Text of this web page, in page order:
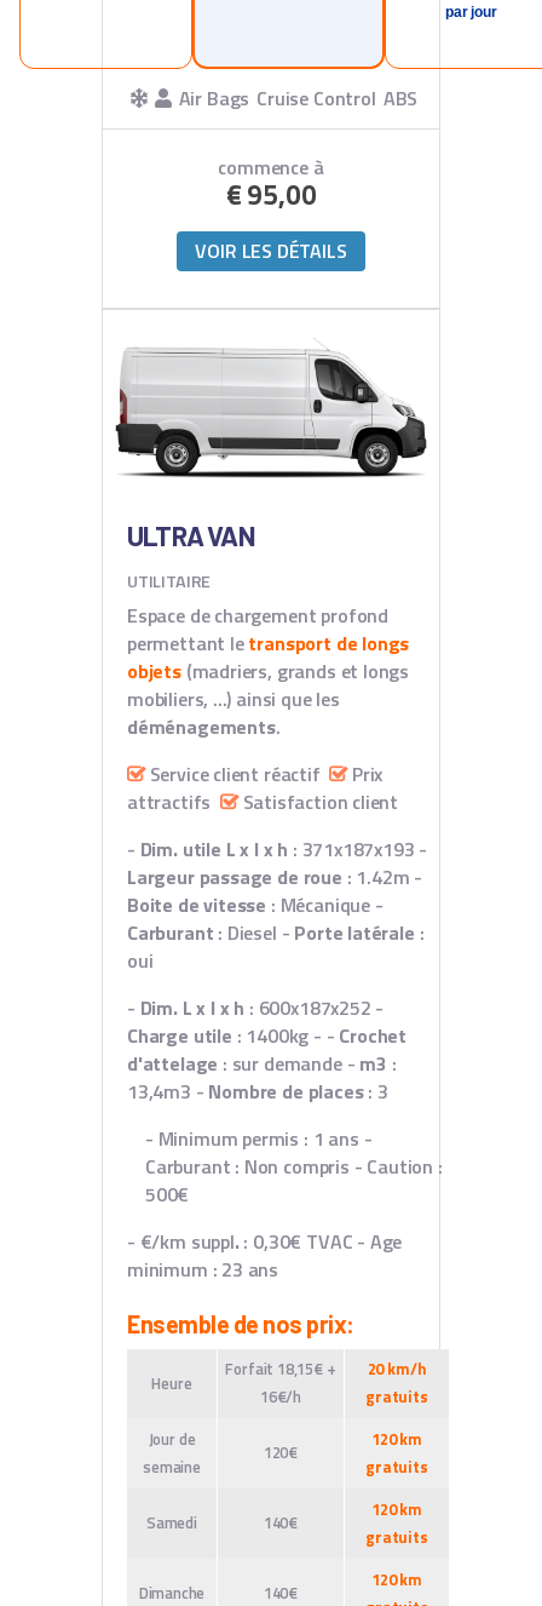
par jour
Air Bags Cruise Control ABS
commence à
€95,00
VOIR LES DÉTAILS
ULTRA VAN
UTILITAIRE
Espace de chargement profond
permettant letransport de longs
objets(madriers, grands et longs
mobiliers, ...) ainsi que les
déménagements.
Service client réactif
Prix
attractifs
Satisfaction client
- Dim. utile L x l x h : 371x187x193 -
Largeur passage de roue : 1.42m -
Boite de vitesse : Mécanique-
Carburant : Diesel - Porte latérale :
oui
- Dim. L x l x h : 600x187x252 -
Charge utile : 1400kg - - Crochet
d'attelage : sur demande- m3 :
13,4m3 - Nombre de places: 3
- Minimum permis : 1 ans -
Carburant : Non compris - Caution :
500€
- €/km suppl. : 0,30€ TVAC - Age
minimum : 23 ans
Ensemble de nos prix:
Heure
Forfait 18,15€ +
16€/h
20 km/h
gratuits
Jour de
semaine
120€
120 km
gratuits
Samedi 140€
120 km
gratuits
Dimanche 140€
120 km